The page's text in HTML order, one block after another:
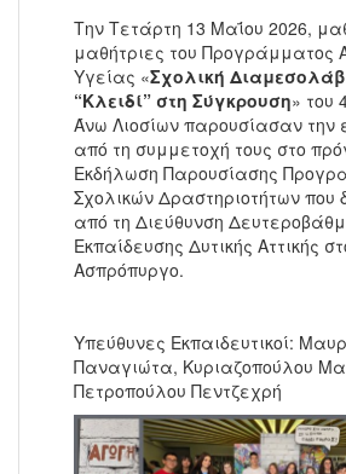
Tην Τετάρτη 13 Μαΐου 2026,
μαθήτριες του Προγράμματος
Υγείας «Σχολική
“Κλειδί” στη Σύγκρουση» του
Άνω Λιοσίων παρουσίασαν την
από τη συμμετοχή τους στο
Εκδήλωση Παρουσίασης
Σχολικών Δραστηριοτήτων που
από τη Διεύθυνση
Εκπαίδευσης Δυτικής Αττικής
Ασπρόπυργο.
Υπεύθυνες Εκπαιδευτικοί:
Παναγιώτα, Κυριαζοπούλου
Πετροπούλου Πεντζεχρή